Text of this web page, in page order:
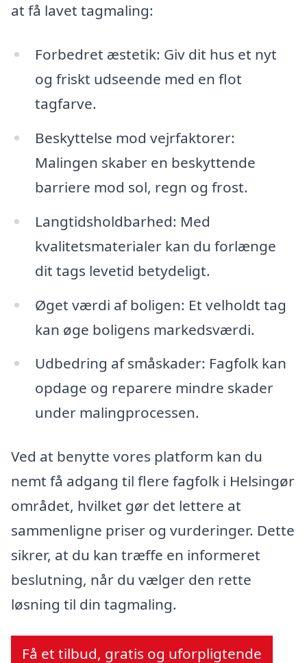
at få lavet tagmaling:
Forbedret æstetik: Giv dit hus et nyt
og friskt udseende med en flot
tagfarve.
Beskyttelse mod vejrfaktorer:
Malingen skaber en beskyttende
barriere mod sol, regn og frost.
Langtidsholdbarhed: Med
kvalitetsmaterialer kan du forlænge
dit tags levetid betydeligt.
Øget værdi af boligen: Et velholdt tag
kan øge boligens markedsværdi.
Udbedring af småskader: Fagfolk kan
opdage og reparere mindre skader
under malingprocessen.
Ved at benytte vores platform kan du
nemt få adgang til flere fagfolk i Helsingør
området, hvilket gør det lettere at
sammenligne priser og vurderinger. Dette
sikrer, at du kan træffe en informeret
beslutning, når du vælger den rette
løsning til din tagmaling.
Få et tilbud, gratis og uforpligtende